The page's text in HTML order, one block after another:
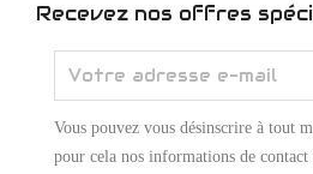
Recevez nos offres
Vous pouvez vous désinscrire à tout
pour cela nos informations de contact